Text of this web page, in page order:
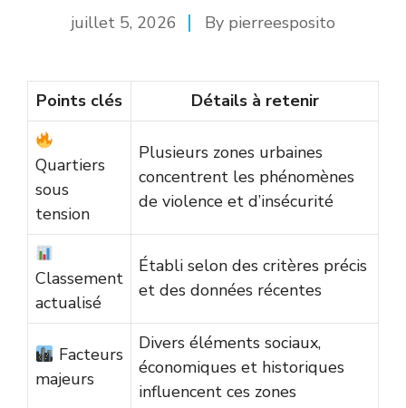
juillet 5, 2026 By pierreesposito
Points clés Détails à retenir
Quartiers
sous
tension
Plusieurs zones urbaines
concentrent les phénomènes
de violence et d’insécurité
Classement
actualisé
Établi selon des critères précis
et des données récentes
Facteurs
majeurs
Divers éléments sociaux,
économiques et historiques
influencent ces zones